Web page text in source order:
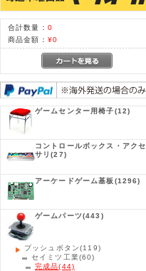
合計数量： 0
商品金額： ¥0
ゲームセンター用椅子(12)
コントロールボックス・アクセ
サリ(27)
アーケードゲーム基板 (1296)
ゲームパーツ(443)
プッシュボタン(119)
セイミツ工業(60)
完成品(44)